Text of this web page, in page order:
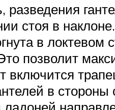
разведения
стоя в наклоне.
в
позволит
включится
в